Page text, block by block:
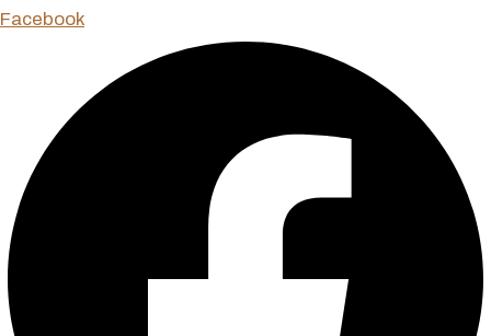
Facebook